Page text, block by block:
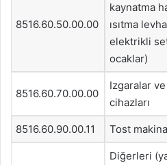
8516.60.50.00.00
kaynatma
ısıtma
elektrikli
ocaklar)
8516.60.70.00.00
Izgaralar
cihazları
8516.60.90.00.11 Tost
Diğerleri